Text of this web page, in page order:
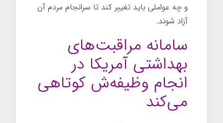
و چه عواملی باید تغییر کند تا سرانجام مردم آن
آزاد شوند.
سامانه مراقبت‌های
بهداشتی آمریکا در
انجام وظیفه‌ش کوتاهی
می‌کند